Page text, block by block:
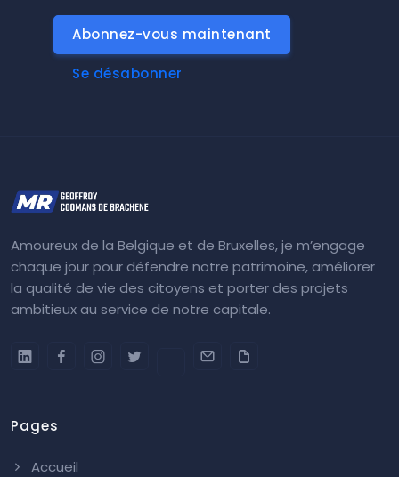
Abonnez-vous maintenant
Se désabonner
Amoureux de la Belgique et de Bruxelles, je m’engage
chaque jour pour défendre notre patrimoine, améliorer
la qualité de vie des citoyens et porter des projets
ambitieux au service de notre capitale.
Pages
Accueil